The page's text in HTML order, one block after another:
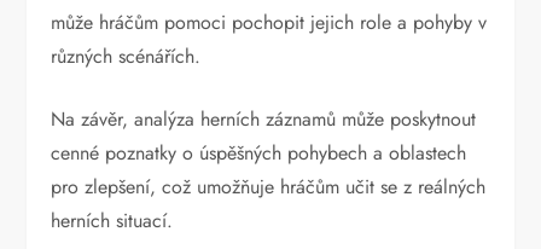
může hráčům pomoci pochopit jejich role a pohyby v
různých scénářích.
Na závěr, analýza herních záznamů může poskytnout
cenné poznatky o úspěšných pohybech a oblastech
pro zlepšení, což umožňuje hráčům učit se z reálných
herních situací.